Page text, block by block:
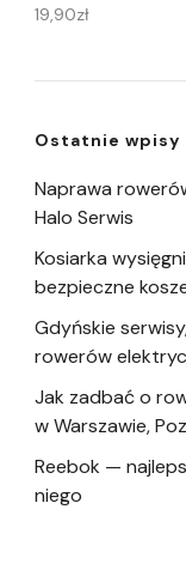
19,90zł
Ostatnie wpisy
Naprawa
Halo Serwis
Kosiarka
bezpieczne
Gdyńskie
rowerów
Jak zadbać o
w Warszawie,
Reebok —
niego